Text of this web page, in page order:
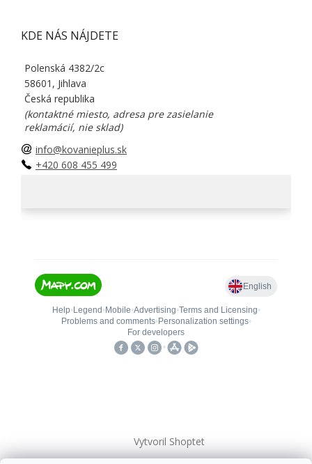
KDE NÁS NÁJDETE
Polenská 4382/2c
58601, Jihlava
Česká republika
(kontaktné miesto, adresa pre zasielanie
reklamácií, nie sklad)
info@kovanieplus.sk
+420 608 455 499
Vytvoril Shoptet